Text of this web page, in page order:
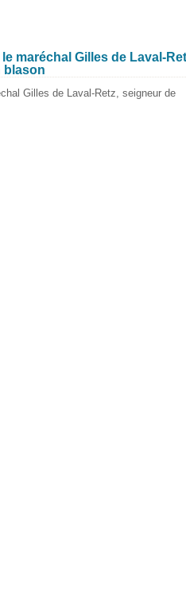
maréchal Gilles de Laval-
blason